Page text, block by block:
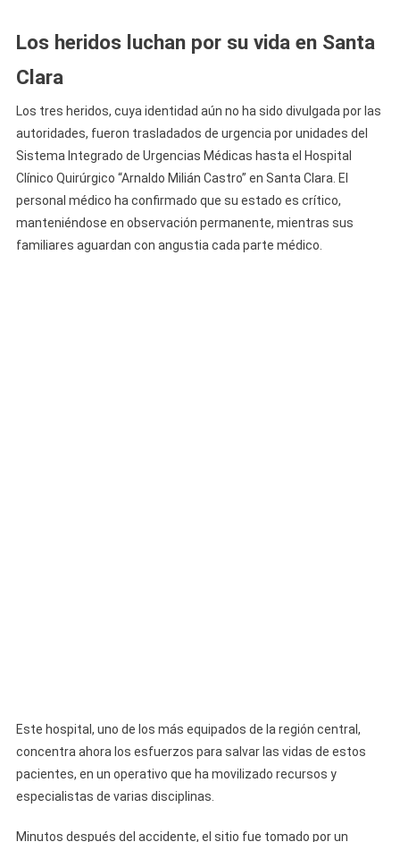
Los heridos luchan por su vida en Santa
Clara
Los tres heridos, cuya identidad aún no ha sido divulgada por las
autoridades, fueron trasladados de urgencia por unidades del
Sistema Integrado de Urgencias Médicas hasta el Hospital
Clínico Quirúrgico “Arnaldo Milián Castro” en Santa Clara. El
personal médico ha confirmado que su estado es crítico,
manteniéndose en observación permanente, mientras sus
familiares aguardan con angustia cada parte médico.
Este hospital, uno de los más equipados de la región central,
concentra ahora los esfuerzos para salvar las vidas de estos
pacientes, en un operativo que ha movilizado recursos y
especialistas de varias disciplinas.
Minutos después del accidente, el sitio fue tomado por un